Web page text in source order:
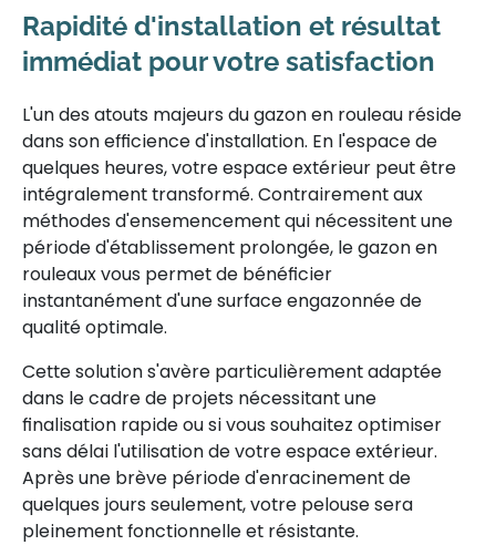
Rapidité d'installation et résultat
immédiat pour votre satisfaction
L'un des atouts majeurs du gazon en rouleau réside
dans son efficience d'installation. En l'espace de
quelques heures, votre espace extérieur peut être
intégralement transformé. Contrairement aux
méthodes d'ensemencement qui nécessitent une
période d'établissement prolongée, le gazon en
rouleaux vous permet de bénéficier
instantanément d'une surface engazonnée de
qualité optimale.
Cette solution s'avère particulièrement adaptée
dans le cadre de projets nécessitant une
finalisation rapide ou si vous souhaitez optimiser
sans délai l'utilisation de votre espace extérieur.
Après une brève période d'enracinement de
quelques jours seulement, votre pelouse sera
pleinement fonctionnelle et résistante.